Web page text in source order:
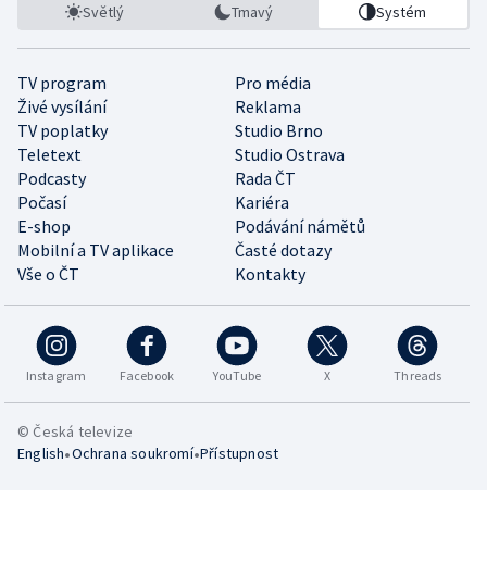
Světlý Tmavý Systém
TV program
Pro média
Živé vysílání
Reklama
TV poplatky
Studio Brno
Teletext
Studio Ostrava
Podcasty
Rada ČT
Počasí
Kariéra
E-shop
Podávání námětů
Mobilní a TV aplikace
Časté dotazy
Vše o ČT
Kontakty
Instagram Facebook YouTube X Threads
© Česká televize
English•Ochrana soukromí•Přístupnost